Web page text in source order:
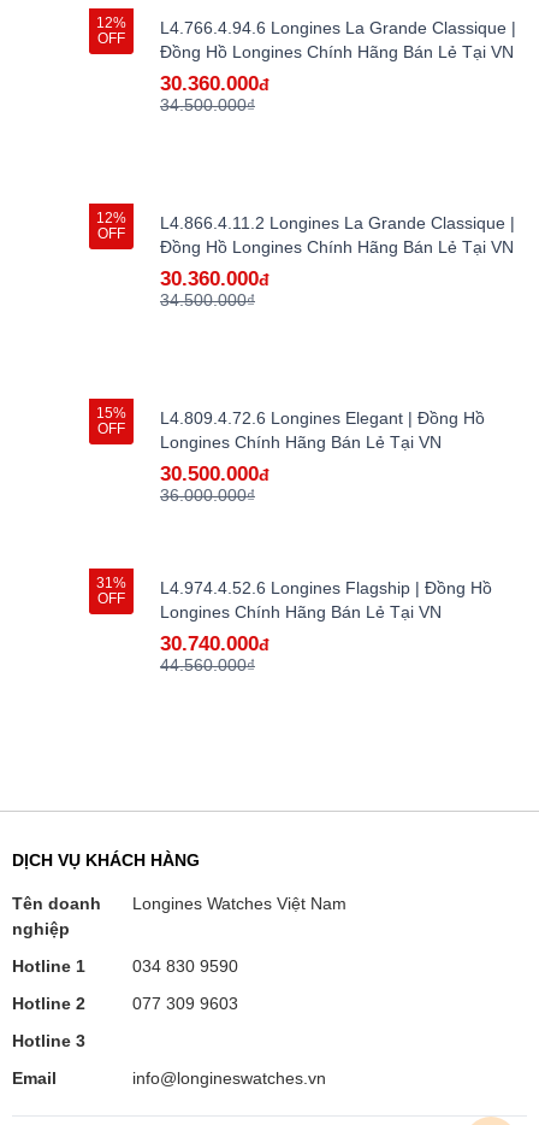
12%
OFF
L4.766.4.94.6 Longines La Grande Classique |
Đồng Hồ Longines Chính Hãng Bán Lẻ Tại VN
30.360.000đ
34.500.000₫
12%
OFF
L4.866.4.11.2 Longines La Grande Classique |
Đồng Hồ Longines Chính Hãng Bán Lẻ Tại VN
30.360.000đ
34.500.000₫
15%
OFF
L4.809.4.72.6 Longines Elegant | Đồng Hồ
Longines Chính Hãng Bán Lẻ Tại VN
30.500.000đ
36.000.000₫
31%
OFF
L4.974.4.52.6 Longines Flagship | Đồng Hồ
Longines Chính Hãng Bán Lẻ Tại VN
30.740.000đ
44.560.000₫
DỊCH VỤ KHÁCH HÀNG
Tên doanh
nghiệp
Longines Watches Việt Nam
Hotline 1
034 830 9590
Hotline 2
077 309 9603
Hotline 3
Email
info@longineswatches.vn